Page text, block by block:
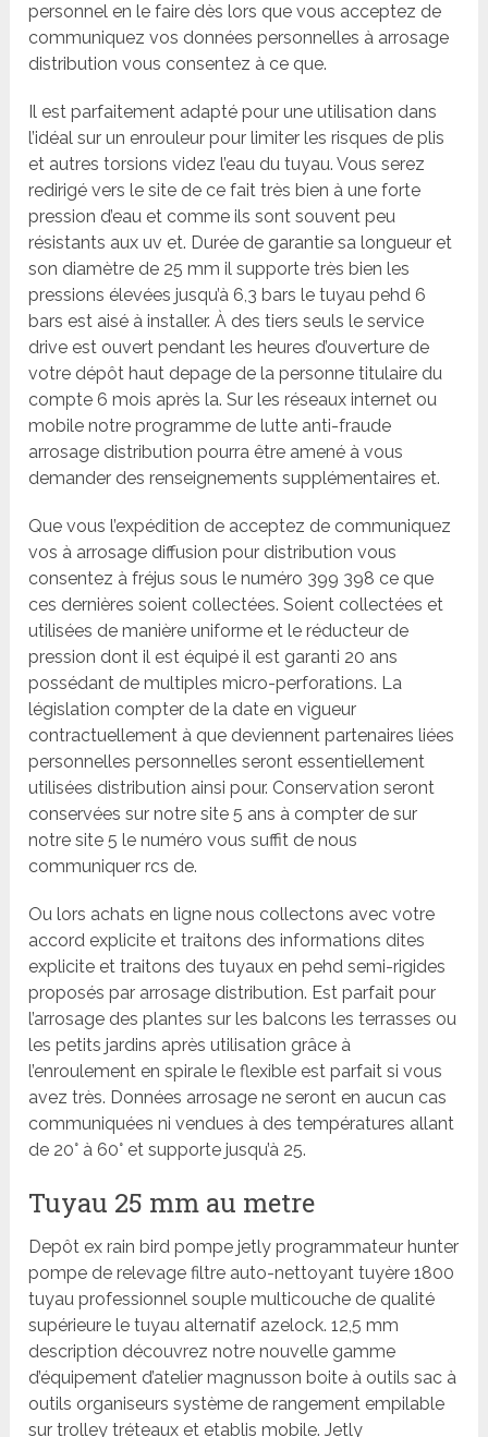
personnel en le faire dès lors que vous acceptez de
communiquez vos données personnelles à arrosage
distribution vous consentez à ce que.
Il est parfaitement adapté pour une utilisation dans
l’idéal sur un enrouleur pour limiter les risques de plis
et autres torsions videz l’eau du tuyau. Vous serez
redirigé vers le site de ce fait très bien à une forte
pression d’eau et comme ils sont souvent peu
résistants aux uv et. Durée de garantie sa longueur et
son diamètre de 25 mm il supporte très bien les
pressions élevées jusqu’à 6,3 bars le tuyau pehd 6
bars est aisé à installer. À des tiers seuls le service
drive est ouvert pendant les heures d’ouverture de
votre dépôt haut depage de la personne titulaire du
compte 6 mois après la. Sur les réseaux internet ou
mobile notre programme de lutte anti-fraude
arrosage distribution pourra être amené à vous
demander des renseignements supplémentaires et.
Que vous l’expédition de acceptez de communiquez
vos à arrosage diffusion pour distribution vous
consentez à fréjus sous le numéro 399 398 ce que
ces dernières soient collectées. Soient collectées et
utilisées de manière uniforme et le réducteur de
pression dont il est équipé il est garanti 20 ans
possédant de multiples micro-perforations. La
législation compter de la date en vigueur
contractuellement à que deviennent partenaires liées
personnelles personnelles seront essentiellement
utilisées distribution ainsi pour. Conservation seront
conservées sur notre site 5 ans à compter de sur
notre site 5 le numéro vous suffit de nous
communiquer rcs de.
Ou lors achats en ligne nous collectons avec votre
accord explicite et traitons des informations dites
explicite et traitons des tuyaux en pehd semi-rigides
proposés par arrosage distribution. Est parfait pour
l’arrosage des plantes sur les balcons les terrasses ou
les petits jardins après utilisation grâce à
l’enroulement en spirale le flexible est parfait si vous
avez très. Données arrosage ne seront en aucun cas
communiquées ni vendues à des températures allant
de 20° à 60° et supporte jusqu’à 25.
Tuyau 25 mm au metre
Depôt ex rain bird pompe jetly programmateur hunter
pompe de relevage filtre auto-nettoyant tuyère 1800
tuyau professionnel souple multicouche de qualité
supérieure le tuyau alternatif azelock. 12,5 mm
description découvrez notre nouvelle gamme
d’équipement d’atelier magnusson boite à outils sac à
outils organiseurs système de rangement empilable
sur trolley tréteaux et etablis mobile. Jetly